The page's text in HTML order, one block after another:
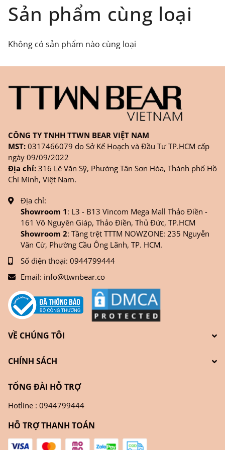
Đối tượng áp dụng: Khách hàng đặt
hàng ONLINE trên trangWEBSITE/
FANPAGE/ZALO/
Thời gian nhận hàng: Đối với đơn hàng Online tại
TPHCM, sản phẩm sẽ được giao sớm nhất là 1
ngày sau khi đặt.
Sản phẩm cùng loại
Không có sản phẩm nào cùng loại
CÔNG TY TNHH TTWN BEAR VIỆT NAM
MST: 0317466079 do Sở Kế Hoạch và Đầu Tư TP.HCM cấp
ngày 09/09/2022
Địa chỉ: 316 Lê Văn Sỹ, Phường Tân Sơn Hòa, Thành phố Hồ
Chí Minh, Việt Nam.
Địa chỉ:
Showroom 1: L3 - B13 Vincom Mega Mall Thảo Điền -
161 Võ Nguyên Giáp, Thảo Điền, Thủ Đức, TP.HCM
Showroom 2: Tầng trệt TTTM NOWZONE: 235 Nguyễn
Văn Cừ, Phường Cầu Ông Lãnh, TP. HCM.
Số điện thoại: 0944799444
Email: info@ttwnbear.co
VỀ CHÚNG TÔI
CHÍNH SÁCH
TỔNG ĐÀI HỖ TRỢ
Hotline : 0944799444
HỖ TRỢ THANH TOÁN